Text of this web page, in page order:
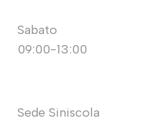
Sabato
09:00-13:00
Sede Siniscola